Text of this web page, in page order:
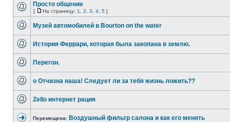
Просто общение
[ На страницу: 1 2 3 4 5 ]
Музей автомобилей в Bourton on the water
История Феррари, которая была закопана в землю.
Перегон.
о Отчизна наша! Следует ли за тебя жизнь ложить??
Zello интернет рация
Перемещена: Воздушный фильтр салона и как его менять